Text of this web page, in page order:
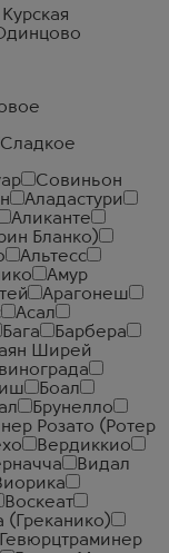
Сладкое
Совиньон
Аладастури
Аликанте
Бланко)
Альтесс
Амур
Арагонеш
Асал
Бага
Барбера
Ширей
Боал
Брунелло
Розато (Ротер
Вердиккио
Видал
Воскеат
(Греканико)
Гевюрцтраминер